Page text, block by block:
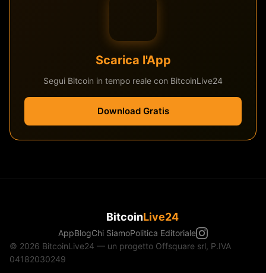
Scarica l'App
Segui Bitcoin in tempo reale con BitcoinLive24
Download Gratis
BitcoinLive24
AppBlogChi SiamoPolitica Editoriale
© 2026 BitcoinLive24 — un progetto Offsquare srl, P.IVA
04182030249